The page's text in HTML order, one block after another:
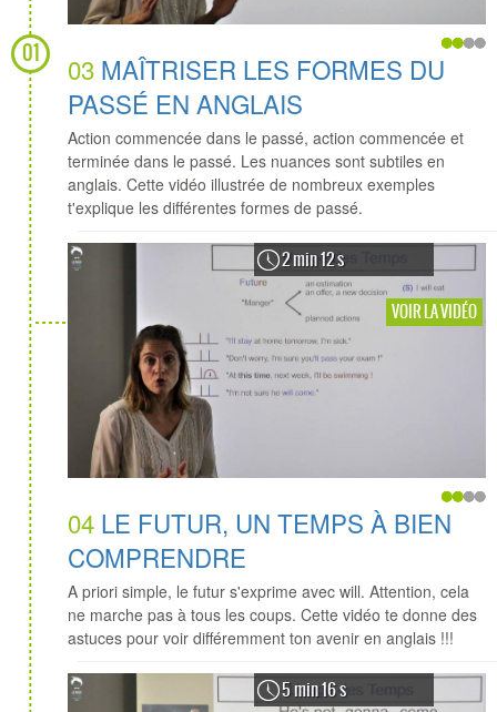
01 03 MAÎTRISER LES FORMES DU
PASSÉ EN ANGLAIS
Action commencée dans le passé, action commencée et
terminée dans le passé. Les nuances sont subtiles en
anglais. Cette vidéo illustrée de nombreux exemples
t'explique les différentes formes de passé.
2 min 12 s
VOIR LA VIDÉO
04 LE FUTUR, UN TEMPS À BIEN
COMPRENDRE
A priori simple, le futur s'exprime avec will. Attention, cela
ne marche pas à tous les coups. Cette vidéo te donne des
astuces pour voir différemment ton avenir en anglais !!!
5 min 16 s